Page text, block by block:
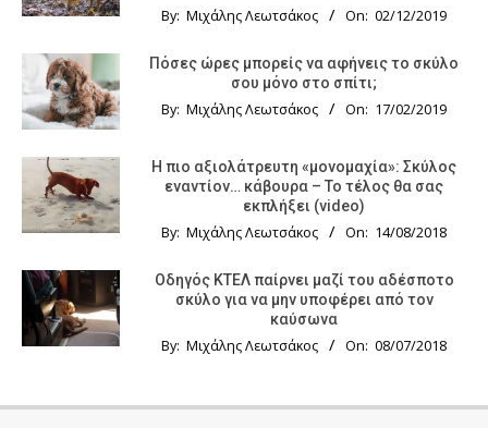
By: Μιχάλης Λεωτσάκος On: 02/12/2019
Πόσες ώρες μπορείς να αφήνεις το σκύλο
σου μόνο στο σπίτι;
By: Μιχάλης Λεωτσάκος On: 17/02/2019
Η πιο αξιολάτρευτη «μονομαχία»: Σκύλος
εναντίον… κάβουρα – Το τέλος θα σας
εκπλήξει (video)
By: Μιχάλης Λεωτσάκος On: 14/08/2018
Οδηγός KTΕΛ παίρνει μαζί του αδέσποτο
σκύλο για να μην υποφέρει από τον
καύσωνα
By: Μιχάλης Λεωτσάκος On: 08/07/2018